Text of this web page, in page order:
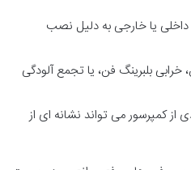
یا خارجی به دلیل نصب
خرابی بلبرینگ فن، یا تجمع آلودگی
از کمپرسور می تواند نشانه ای از